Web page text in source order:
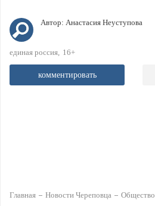
Автор: Анастасия Неуступова
единая россия 16+
комментировать
Главная Новости Череповца Общество